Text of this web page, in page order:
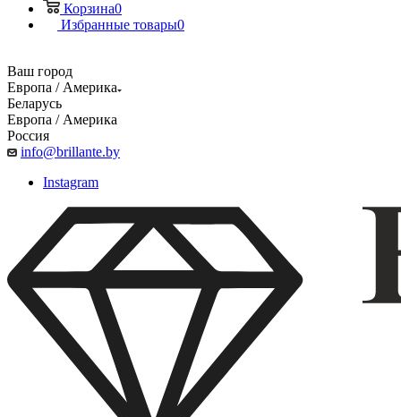
Корзина0
Избранные товары0
Ваш город
Европа / Америка
Беларусь
Европа / Америка
Россия
info@brillante.by
Instagram